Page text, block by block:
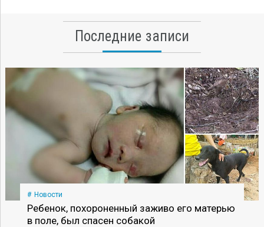
Последние записи
Новости
Ребенок, похороненный заживо его матерью
в поле, был спасен собакой